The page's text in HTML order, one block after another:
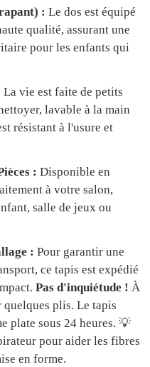
: Le dos est équipé
qualité, assurant une
pour les enfants qui
La vie est faite de petits
lavable à la main
résistant à l'usure et
: Disponible en
à votre salon,
salle de jeux ou
: Pour garantir une
ce tapis est expédié
Pas d'inquiétude ! À
plis. Le tapis
plate sous 24 heures. 💡
pour aider les fibres
en forme.